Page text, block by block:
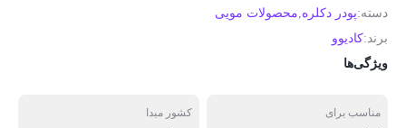
دسته:پودر دکلره,محصولات مویی
برند:کادیوو
ویژگی‌ها
مناسب برای کشور مبدا